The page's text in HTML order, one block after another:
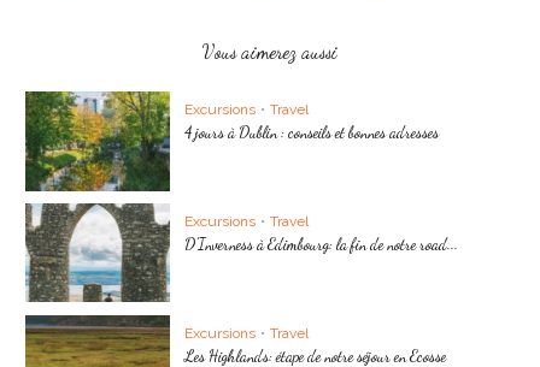
Vous aimerez aussi
Excursions • Travel
4 jours à Dublin : conseils et bonnes adresses
Excursions • Travel
D’Inverness à Edimbourg: la fin de notre road...
Excursions • Travel
Les Highlands: étape de notre séjour en Ecosse